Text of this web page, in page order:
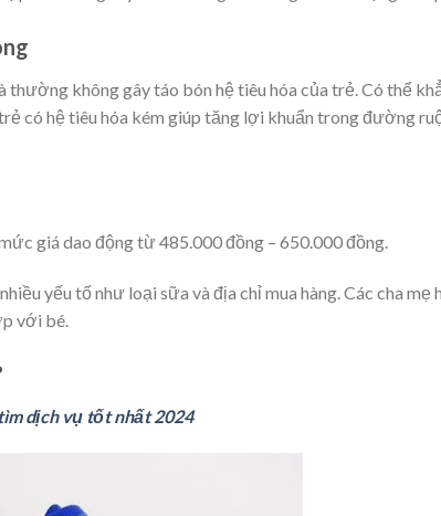
không gây táo bón hệ tiêu hóa của trẻ. Có thể
có hệ tiêu hóa kém giúp tăng lợi khuẩn trong đường
giá dao động từ 485.000 đồng – 650.000 đồng.
yếu tố như loại sữa và địa chỉ mua hàng. Các cha mẹ
với bé.
dịch vụ tốt nhất 2024